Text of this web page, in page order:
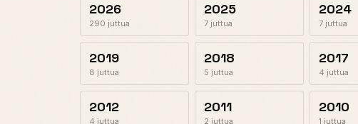
2026
290 juttua
2025
7 juttua
2024
7 juttua
2019
8 juttua
2018
5 juttua
2017
4 juttua
2012
4 juttua
2011
2 juttua
2010
1 juttua